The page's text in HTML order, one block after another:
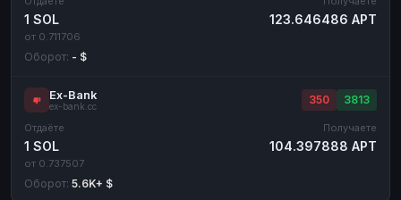
1 SOL
от 0.711706
123.646486 APT
Оборот: - $
Ex-Bank
ex-bank.cc
350 3813
Отдаёте
1 SOL
от 0.737507
Получаете
104.397888 APT
Оборот: 5.6K+ $